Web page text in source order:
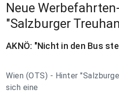
Neue
"Salzburger
AKNÖ: "Nicht in den Bus
Wien (OTS) - Hinter
sich eine